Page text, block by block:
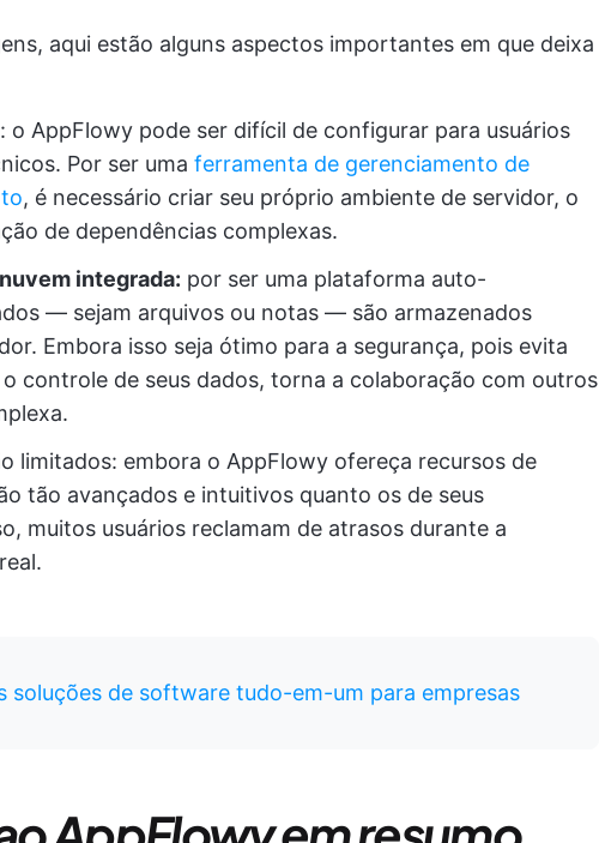
aqui estão alguns aspectos importantes em que deixa
o AppFlowy pode ser difícil de configurar para usuários
Por ser uma ferramenta de gerenciamento de
, é necessário criar seu próprio ambiente de servidor, o
de dependências complexas.
integrada: por ser uma plataforma auto-
— sejam arquivos ou notas — são armazenados
Embora isso seja ótimo para a segurança, pois evita
controle de seus dados, torna a colaboração com outros
limitados: embora o AppFlowy ofereça recursos de
tão avançados e intuitivos quanto os de seus
muitos usuários reclamam de atrasos durante a
soluções de software tudo-em-um para empresas